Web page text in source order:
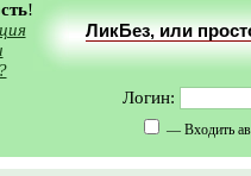
!
ЛикБез, или
Логин:
— Входить